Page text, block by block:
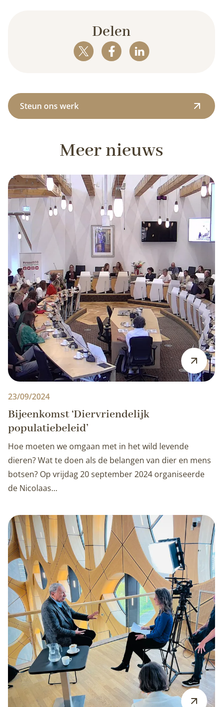
Delen
Steun ons werk
Meer nieuws
23/09/2024
Bijeenkomst ‘Diervriendelijk
populatiebeleid’
Hoe moeten we omgaan met in het wild levende
dieren? Wat te doen als de belangen van dier en mens
botsen? Op vrijdag 20 september 2024 organiseerde
de Nicolaas…